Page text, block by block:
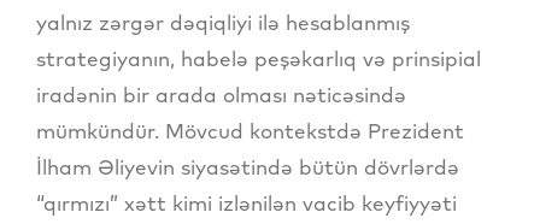
yalnız zərgər dəqiqliyi ilə hesablanmış
strategiyanın, habelə peşəkarlıq və prinsipial
iradənin bir arada olması nəticəsində
mümkündür. Mövcud kontekstdə Prezident
İlham Əliyevin siyasətində bütün dövrlərdə
“qırmızı” xətt kimi izlənilən vacib keyfiyyəti